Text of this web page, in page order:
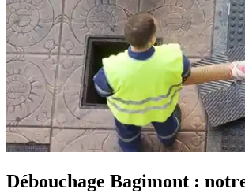
Débouchage Bagimont :